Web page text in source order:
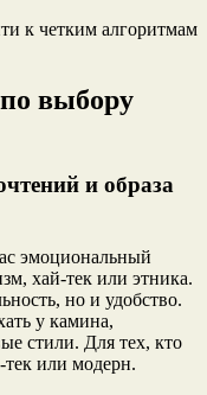
к четким алгоритмам
выбору
и образа
эмоциональный
хай-тек или этника.
но и удобство.
у камина,
стили. Для тех, кто
или модерн.